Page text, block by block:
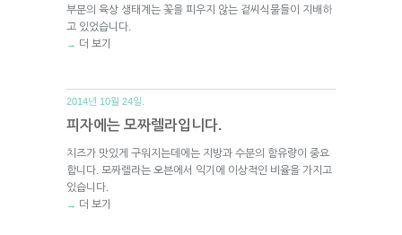
부분의 육상 생태계는 꽃을 피우지 않는 겉씨식물들이 지배하
고 있었습니다.
→ 더 보기
2014년 10월 24일.
피자에는 모짜렐라입니다.
치즈가 맛있게 구워지는데에는 지방과 수분의 함유량이 중요
합니다. 모짜렐라는 오븐에서 익기에 이상적인 비율을 가지고
있습니다.
→ 더 보기